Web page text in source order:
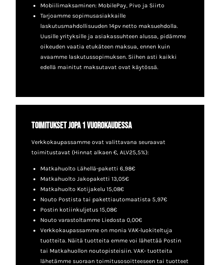
Mobiilimaksaminen: MobilePay, Pivo ja Siirto
Tarjoamme sopimusasiakkaille
laskutusmahdollisuuden 14pv netto maksuehdolla.
Uusille yrityksille ja asiakassuhteen alussa, pidämme
oikeuden vaatia etukäteen maksua, ennen kuin
avaamme laskutussopimuksen. Siihen asti kaikki
edellä mainitut maksutavat ovat käytössä.
Toimitukset jopa 1 vuorokaudessa
Verkkokaupassamme ovat valittavana seuraavat
toimitustavat (Hinnat alkaen €, ALV25,5%):
Matkahuolto Lähellä-paketti 6,98€
Matkahuolto Jakopaketti 13,05€
Matkahuolto Kotijakelu 15,08€
Nouto Postista tai pakettiautomaatista 5,97€
Postin kotiinkuljetus 15,08€
Nouto varastoltamme Liedosta 0,00€
Verkkokaupassamme on monia VAK-luokiteltuja
tuotteita. Näitä tuotteita emme voi lähettää Postin
tai Matkahuollon noutopisteisiin. VAK- tuotteita
lähetämme suoraan toimitusosoitteeseen tai tuotteet